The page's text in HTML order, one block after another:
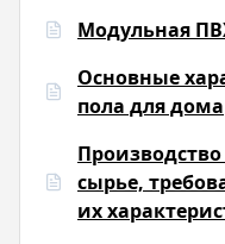
Модульная
Основные
пола для дома
сырье,
их